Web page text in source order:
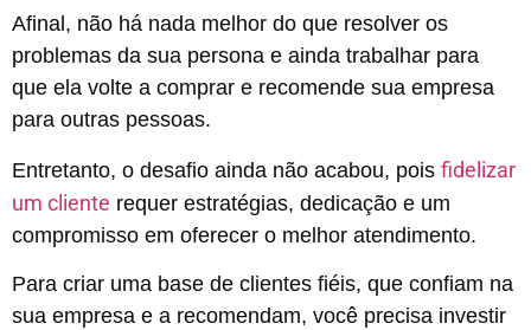
Afinal, não há nada melhor do que resolver os
problemas da sua persona e ainda trabalhar para
que ela volte a comprar e recomende sua empresa
para outras pessoas.
Entretanto, o desafio ainda não acabou, pois fidelizar
um cliente requer estratégias, dedicação e um
compromisso em oferecer o melhor atendimento.
Para criar uma base de clientes fiéis, que confiam na
sua empresa e a recomendam, você precisa investir